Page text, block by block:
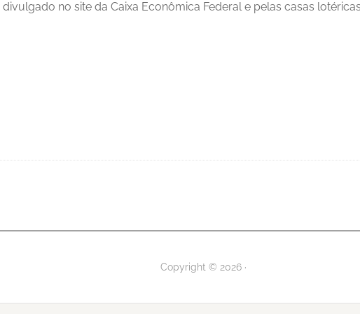
no site da Caixa Econômica Federal e pelas casas
Copyright © 2026 ·